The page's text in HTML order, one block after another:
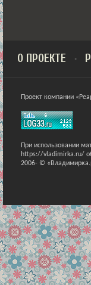
О ПРОЕКТЕ
Проект компании
При использовании
https://vladimirka.ru/
2006- ©